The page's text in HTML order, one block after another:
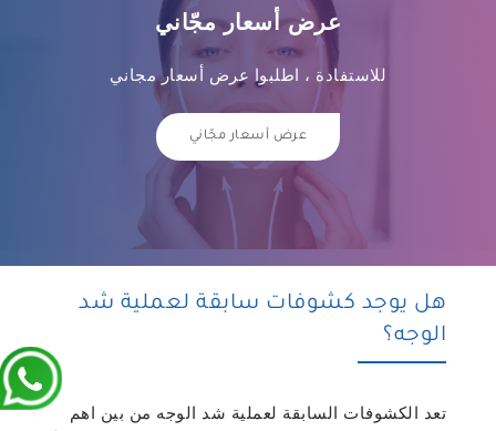
عرض أسعار مجّاني
للاستفادة ، اطلبوا عرض أسعار مجاني
عرض أسعار مجّاني
هل يوجد كشوفات سابقة لعملية شد
الوجه؟
تعد الكشوفات السابقة لعملية شد الوجه من بين اهم